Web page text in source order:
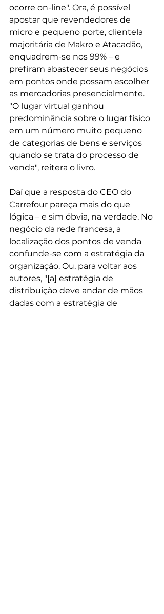
ocorre on-line". Ora, é possível
apostar que revendedores de
micro e pequeno porte, clientela
majoritária de Makro e Atacadão,
enquadrem-se nos 99% – e
prefiram abastecer seus negócios
em pontos onde possam escolher
as mercadorias presencialmente.
"O lugar virtual ganhou
predominância sobre o lugar físico
em um número muito pequeno
de categorias de bens e serviços
quando se trata do processo de
venda", reitera o livro.
Daí que a resposta do CEO do
Carrefour pareça mais do que
lógica – e sim óbvia, na verdade. No
negócio da rede francesa, a
localização dos pontos de venda
confunde-se com a estratégia da
organização. Ou, para voltar aos
autores, "[a] estratégia de
distribuição deve andar de mãos
dadas com a estratégia de